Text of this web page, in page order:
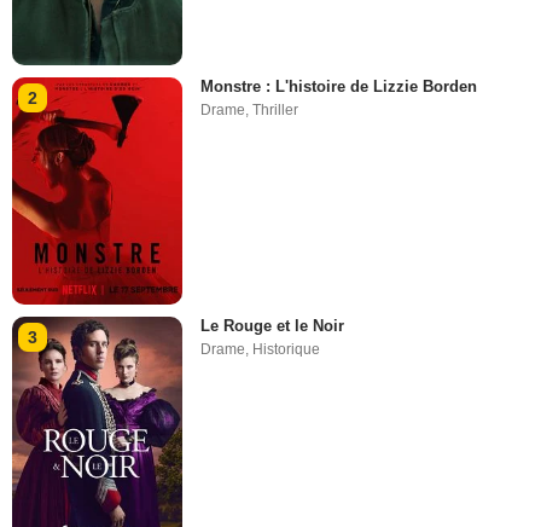
2
Monstre : L'histoire de Lizzie Borden
Drame,Thriller
3
Le Rouge et le Noir
Drame, Historique